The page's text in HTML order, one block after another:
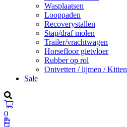
Wasplaatsen
Looppaden
Recoverystallen
Stap/draf molen
Trailer/vrachtwagen
Horsefloor gietvloer
Rubber op rol
Ontvetten / lijmen / Kitten
Sale
0